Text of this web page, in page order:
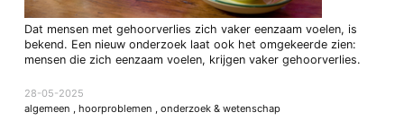
Dat mensen met gehoorverlies zich vaker eenzaam voelen, is
bekend. Een nieuw onderzoek laat ook het omgekeerde zien:
mensen die zich eenzaam voelen, krijgen vaker gehoorverlies.
28-05-2025
algemeen , hoorproblemen , onderzoek & wetenschap